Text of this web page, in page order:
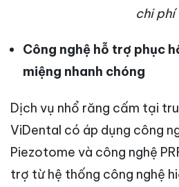
chi phí
Công nghệ hỗ trợ phục
miệng nhanh chóng
Dịch vụ nhổ răng cấm tại
ViDental có áp dụng công
Piezotome và công nghệ
trợ từ hệ thống công nghệ